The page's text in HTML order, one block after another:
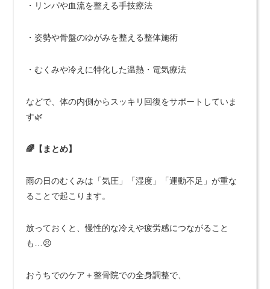
・リンパや血流を整える手技療法
・姿勢や骨盤のゆがみを整える整体施術
・むくみや冷えに特化した温熱・電気療法
などで、体の内側からスッキリ回復をサポートしていま
す🌿
🌈【まとめ】
雨の日のむくみは「気圧」「湿度」「運動不足」が重な
ることで起こります。
放っておくと、慢性的な冷えや疲労感につながること
も…😣
おうちでのケア＋整骨院での全身調整で、